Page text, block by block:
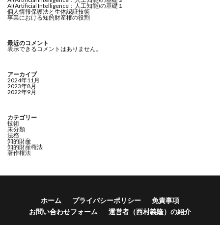
AI(Artificial Intelligence：人工知能)の基礎１
個人情報保護法と生体認証技術
事業における知的財産権の役割
最近のコメント
表示できるコメントはありません。
アーカイブ
2024年11月
2023年8月
2022年9月
カテゴリー
技術
未分類
法務
知的財産
知的財産権法
著作権法
ホーム プライバシーポリシー
免責事項
お問い合わせフォーム
運営者（西村義隆）の紹介